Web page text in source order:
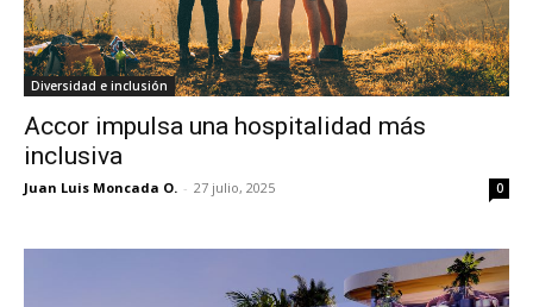
Diversidad e inclusión
Accor impulsa una hospitalidad más
inclusiva
Juan Luis Moncada O. - 27 julio, 2025 0